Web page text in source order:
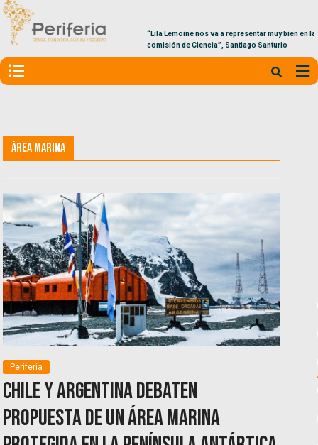
“Lila Lemoine nos va a representar muy bien en la
comisión de Ciencia”, Santiago Santurio
Área Marina
Periferia
Chile y Argentina debaten
propuesta de un Área Marina